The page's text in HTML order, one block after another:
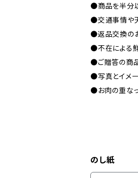
●商品を半分
●交通事情や
●返品交換の
●不在による
●ご贈答の商
●写真とイメ
●お肉の重な
のし紙